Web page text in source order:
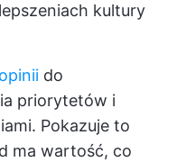
kultury
do
priorytetów i
Pokazuje to
ma wartość, co